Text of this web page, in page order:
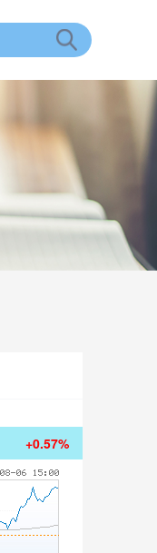
+0.57%